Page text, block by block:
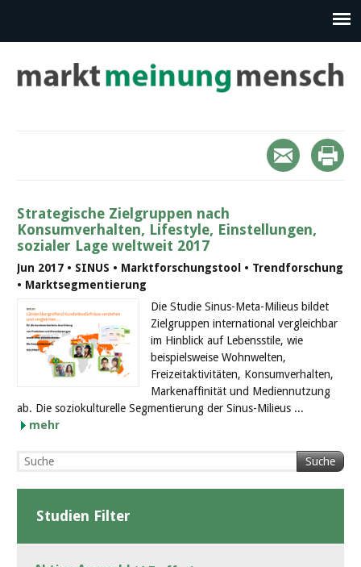
Strategische Zielgruppen nach
Konsumverhalten, Lifestyle, Einstellungen,
sozialer Lage weltweit 2017
Jun 2017 • SINUS • Marktforschungstool • Trendforschung
• Marktsegmentierung
Die Studie Sinus-Meta-Milieus bildet
Zielgruppen international vergleichbar
im Hinblick auf Lebensstile, wie
beispielsweise Wohnwelten,
Freizeitaktivitäten, Konsumverhalten,
Markenaffinität und Mediennutzung
ab. Die soziokulturelle Segmentierung der Sinus-Milieus ...
mehr
Suche
Studien Filter